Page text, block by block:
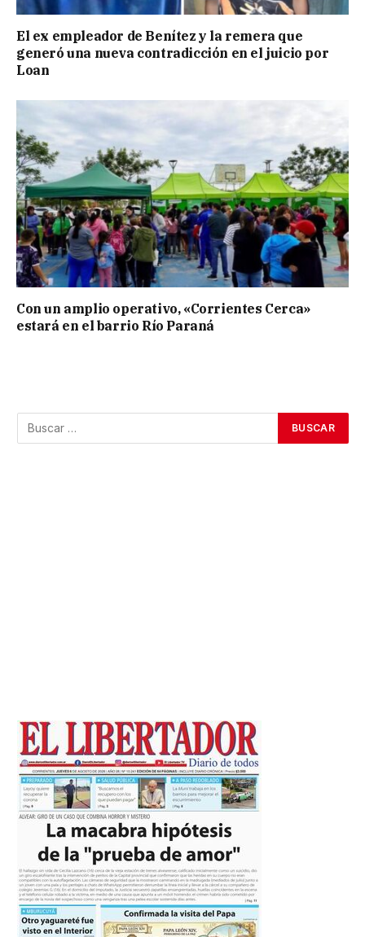
El ex empleador de Benítez y la remera que
generó una nueva contradicción en el juicio por
Loan
Con un amplio operativo, «Corrientes Cerca»
estará en el barrio Río Paraná